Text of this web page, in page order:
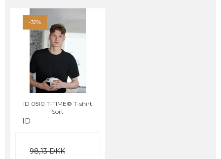
-32%
ID 0510 T-TIME® T-shirt
Sort
ID
98,13 DKK